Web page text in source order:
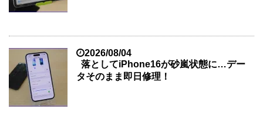
2026/08/04
落としてiPhone16が砂嵐状態に…デー
タそのまま即日修理！